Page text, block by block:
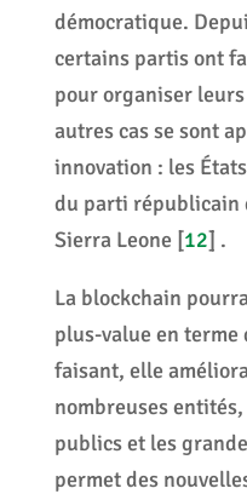
démocratique.
certains partis ont
pour organiser
autres cas se sont
innovation : les
du parti républicain
Sierra Leone [12] .
La blockchain
plus-value en terme
faisant, elle
nombreuses
publics et les
permet des